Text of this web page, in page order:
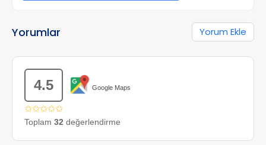
Yorumlar Yorum Ekle
4.5 Google Maps
✩✩✩✩✩
Toplam 32 değerlendirme